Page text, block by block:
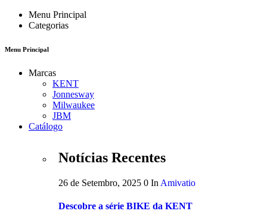
Menu Principal
Categorias
Menu Principal
Marcas
KENT
Jonnesway
Milwaukee
JBM
Catálogo
Notícias Recentes
26 de Setembro, 2025 0 In Amivatio
Descobre a série BIKE da KENT